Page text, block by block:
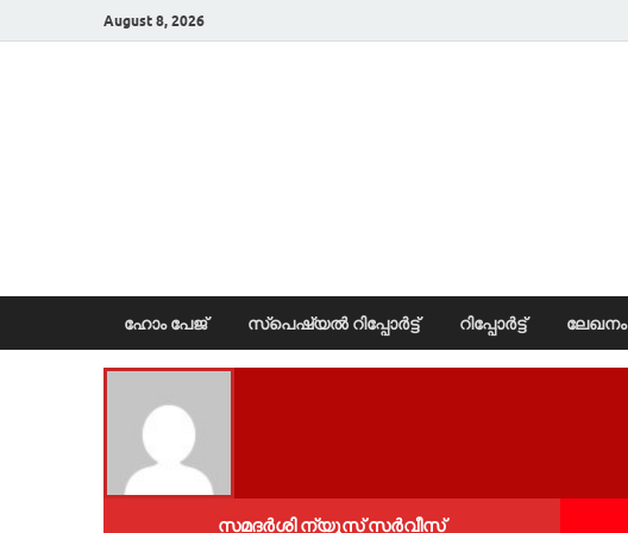
August 8, 2026
ഹോം പേജ് സ്പെഷ്യൽ റിപ്പോര്‍ട്ട് റിപ്പോര്‍ട്ട് ലേഖനം
സമദർശി ന്യൂസ് സർവീസ്